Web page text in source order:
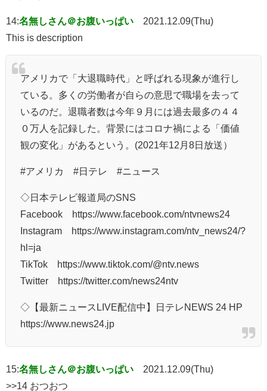
14:名無しさん＠お腹いっぱい
2021.12.09(Thu)
This is description
アメリカで「大退職時代」と呼ばれる現象が進行し
ている。多くの労働者が自らの意思で職場を去って
いるのだ。退職者数は今年９月には過去最多の４４
０万人を記録した。背景にはコロナ禍による「価値
観の変化」があるという。(2021年12月8日放送）
#アメリカ #日テレ​​ #ニュース​​
◇日本テレビ報道局のSNS
Facebook https://www.facebook.com/ntvnews24
Instagram https://www.instagram.com/ntv_news24/?
hl=ja
TikTok https://www.tiktok.com/@ntv.news
Twitter https://twitter.com/news24ntv
◇【最新ニュースLIVE配信中】日テレNEWS 24 HP
https://www.news24.jp
15:名無しさん＠お腹いっぱい
2021.12.09(Thu)
>>14 おつおつ